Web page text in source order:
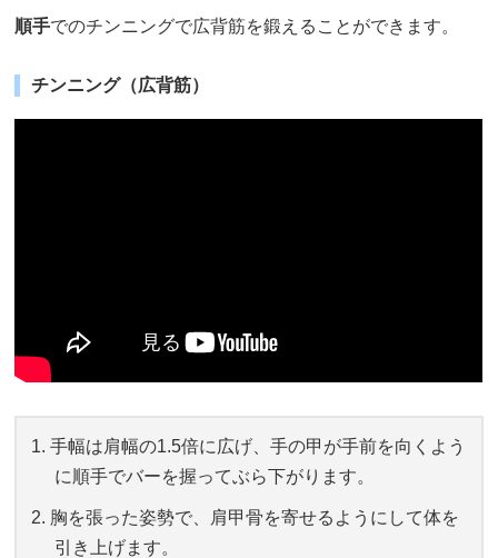
順手でのチンニングで広背筋を鍛えることができます。
チンニング（広背筋）
手幅は肩幅の1.5倍に広げ、手の甲が手前を向くよう
に順手でバーを握ってぶら下がります。
胸を張った姿勢で、肩甲骨を寄せるようにして体を
引き上げます。